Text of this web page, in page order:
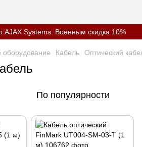
Systems. Военным скидка 10%
оборудование Кабель Оптический
По популярности